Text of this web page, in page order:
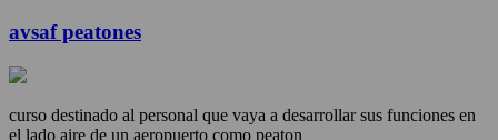
avsaf peatones
curso destinado al personal que vaya a desarrollar sus funciones en
el lado aire de un aeropuerto como peaton